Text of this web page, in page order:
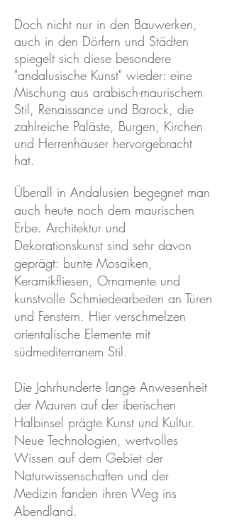
Doch nicht nur in den Bauwerken,
auch in den Dörfern und Städten
spiegelt sich diese besondere
"andalusische Kunst" wieder: eine
Mischung aus arabisch-maurischem
Stil, Renaissance und Barock, die
zahlreiche Paläste, Burgen, Kirchen
und Herrenhäuser hervorgebracht
hat.
Überall in Andalusien begegnet man
auch heute noch dem maurischen
Erbe. Architektur und
Dekorationskunst sind sehr davon
geprägt: bunte Mosaiken,
Keramikfliesen, Ornamente und
kunstvolle Schmiedearbeiten an Türen
und Fenstern. Hier verschmelzen
orientalische Elemente mit
südmediterranem Stil.
Die Jahrhunderte lange Anwesenheit
der Mauren auf der iberischen
Halbinsel prägte Kunst und Kultur.
Neue Technologien, wertvolles
Wissen auf dem Gebiet der
Naturwissenschaften und der
Medizin fanden ihren Weg ins
Abendland.